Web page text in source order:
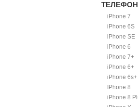
iPhone 7
iPhone 6S
iPhone SE
iPhone 6
iPhone 7+
iPhone 6+
iPhone 6s+
IPhone 8
iPhone 8